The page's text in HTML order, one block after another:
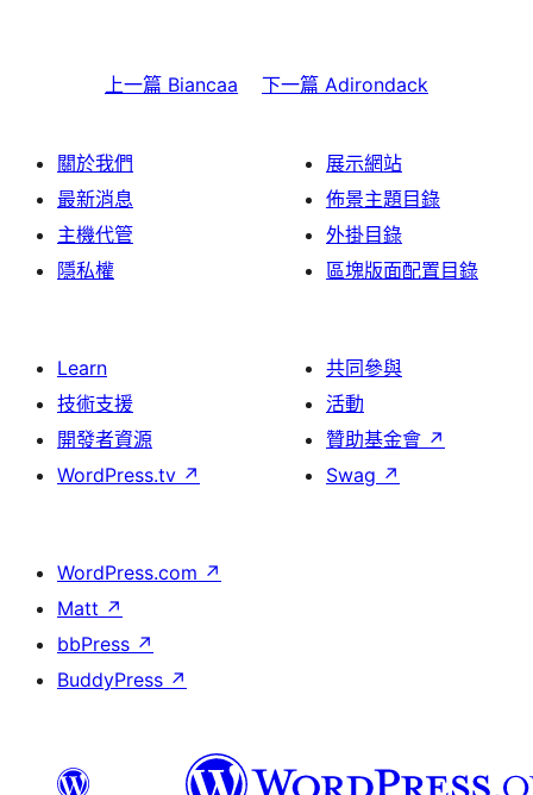
上一篇 Biancaa 下一篇 Adirondack
關於我們
最新消息
主機代管
隱私權
展示網站
佈景主題目錄
外掛目錄
區塊版面配置目錄
Learn
技術支援
開發者資源
WordPress.tv ↗
共同參與
活動
贊助基金會 ↗
Swag ↗
WordPress.com ↗
Matt ↗
bbPress ↗
BuddyPress ↗